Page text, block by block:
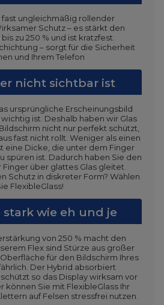
fast ungleichmäßig rollender
Schutz – es stärkt den
zu 250 % und ist kratzfest.
– sorgt für die Sicherheit
und Ihrem Telefon
nicht sichtbar ist
ursprüngliche Erscheinungsbild
ist. Deshalb haben wir Glas
nicht nur perfekt schützt,
fast nicht rollt. Weniger als einen
eine Dicke, die unter dem Finger
spüren ist. Dadurch haben Sie den
Finger über glattes Glas gleitet.
Schutz in diskreter Form? Wählen
FlexibleGlass!
stark wie eh und je
von 250 % macht den
Flex sind Stürze aus großer
für den Bildschirm Ihres
Der Hybrid absorbiert
so das Display wirksam vor
können Sie mit FlexibleGlass Ihr
auf Felsen stressfrei nutzen.